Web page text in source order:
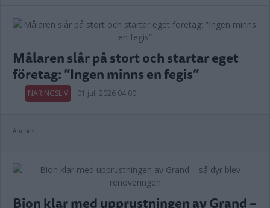
Målaren slår på stort och startar eget
företag: ”Ingen minns en fegis”
NÄRINGSLIV 01 juli 2026 04.00
Annons:
Bion klar med upprustningen av Grand –